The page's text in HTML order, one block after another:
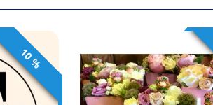
10 %